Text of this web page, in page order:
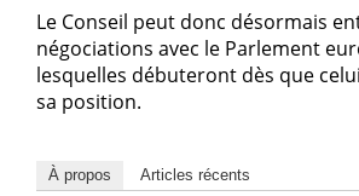
Le Conseil peut donc désormais
négociations avec le Parlement
lesquelles débuteront dès que
sa position.
À propos Articles récents